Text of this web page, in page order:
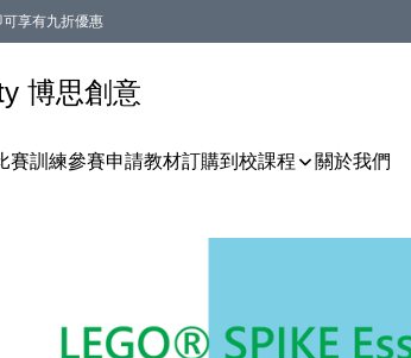
享有九折優惠
博思創意
賽訓練參賽申請教材訂購到校課程 關於我們